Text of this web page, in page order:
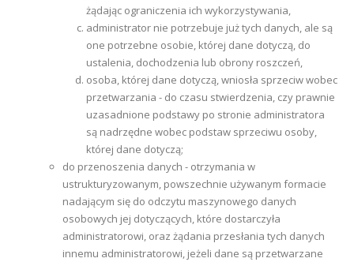
żądając ograniczenia ich wykorzystywania,
administrator nie potrzebuje już tych danych, ale są
one potrzebne osobie, której dane dotyczą, do
ustalenia, dochodzenia lub obrony roszczeń,
osoba, której dane dotyczą, wniosła sprzeciw wobec
przetwarzania - do czasu stwierdzenia, czy prawnie
uzasadnione podstawy po stronie administratora
są nadrzędne wobec podstaw sprzeciwu osoby,
której dane dotyczą;
do przenoszenia danych - otrzymania w
ustrukturyzowanym, powszechnie używanym formacie
nadającym się do odczytu maszynowego danych
osobowych jej dotyczących, które dostarczyła
administratorowi, oraz żądania przesłania tych danych
innemu administratorowi, jeżeli dane są przetwarzane